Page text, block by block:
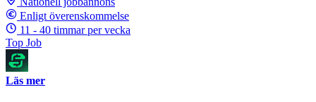
Enligt överenskommelse
11 - 40 timmar per vecka
Top Job
Läs mer